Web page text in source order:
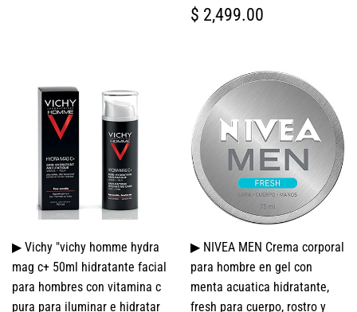
PRECIO
HABITUAL
$ 2,499.00
▶ Vichy "vichy homme hydra
mag c+ 50ml hidratante facial
para hombres con vitamina c
pura para iluminar e hidratar
▶ NIVEA MEN Crema corporal
para hombre en gel con
menta acuatica hidratante,
fresh para cuerpo, rostro y